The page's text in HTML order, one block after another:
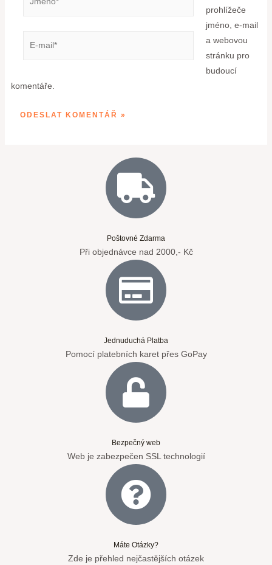
prohlížeče
jméno, e-mail
a webovou
stránku pro
budoucí
komentáře.
Poštovné Zdarma
Při objednávce nad 2000,- Kč
Jednuduchá Platba
Pomocí platebních karet přes GoPay
Bezpečný web
Web je zabezpečen SSL technologií
Máte Otázky?
Zde je přehled nejčastějších otázek